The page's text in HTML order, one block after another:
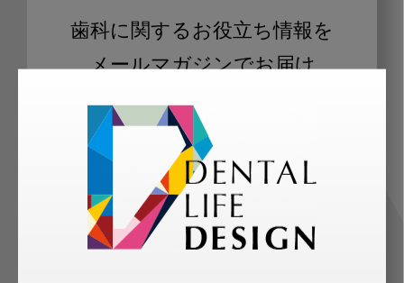
歯科に関するお役立ち情報を
メールマガジンでお届け
ご登録いただいた職種（歯科医師、歯
科衛生士、歯科技工士）に合わせた内
容のメールマガジンをお届けします。